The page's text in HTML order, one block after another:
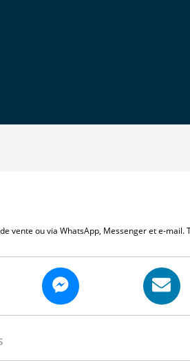
vente ou via WhatsApp, Messenger et e-mail.